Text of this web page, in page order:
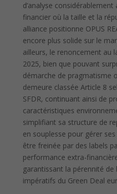
d’analyse
financier où la taille et la
alliance positionne OPUS
encore plus solide sur le
ailleurs, le renoncement au
2025, bien que pouvant
démarche de pragmatisme
demeure classée Article 8
SFDR, continuant ainsi de
caractéristiques
simplifiant sa structure de
en souplesse pour gérer
être freinée par des labels
performance extra-
garantissant la pérennité de
impératifs du Green Deal